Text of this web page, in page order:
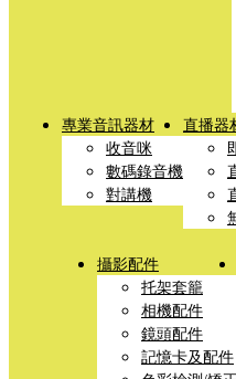
專業音訊器材
收音咪
數碼錄音機
對講機
直播器
攝影配件
托架套籠
相機配件
鏡頭配件
記憶卡及配件